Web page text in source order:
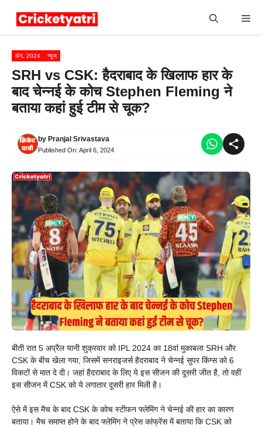
IPL 2024 न्यूज
SRH vs CSK: हैदराबाद के खिलाफ हार के
बाद चेन्नई के कोच Stephen Fleming ने
बताया कहां हुई टीम से चूक?
by Pranjal Srivastava
Published On: April 6, 2024
बीती रात 5 अप्रैल यानी शुक्रवार को IPL 2024 का 18वां मुकाबला SRH और
CSK के बीच खेला गया, जिसमें सनराइजर्स हैदराबाद ने चेन्नई सुपर किंग्स को 6
विकटों से मात दे दी। जहां हैदराबाद के लिए ये इस सीजन की दूसरी जीत है, तो वहीं
इस सीजन में CSK को ये लगातार दूसरी हार मिली है।
ऐसे में इस मैच के बाद CSK के कोच स्टीफन फ्लेमिंग ने चेन्नई की हार का कारण
बताया। मैच समाप्त होने के बाद फ्लेमिंग ने प्रेस कांफ्रेंस में बताया कि CSK को